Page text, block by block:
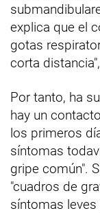
explica que el
gotas
corta
Por tanto, ha
hay un
los primeros
síntomas
gripe común".
"cuadros de
síntomas